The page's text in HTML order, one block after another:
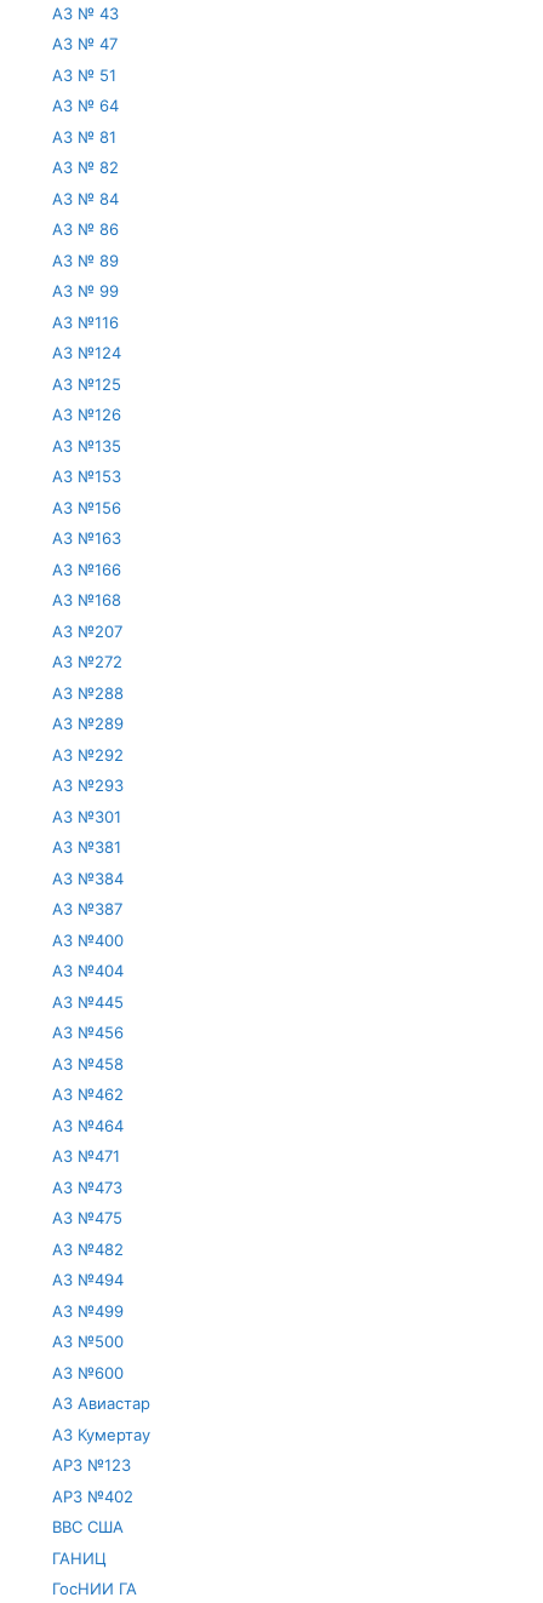
АЗ № 43
АЗ № 47
АЗ № 51
АЗ № 64
АЗ № 81
АЗ № 82
АЗ № 84
АЗ № 86
АЗ № 89
АЗ № 99
АЗ №116
АЗ №124
АЗ №125
АЗ №126
АЗ №135
АЗ №153
АЗ №156
АЗ №163
АЗ №166
АЗ №168
АЗ №207
АЗ №272
АЗ №288
АЗ №289
АЗ №292
АЗ №293
АЗ №301
АЗ №381
АЗ №384
АЗ №387
АЗ №400
АЗ №404
АЗ №445
АЗ №456
АЗ №458
АЗ №462
АЗ №464
АЗ №471
АЗ №473
АЗ №475
АЗ №482
АЗ №494
АЗ №499
АЗ №500
АЗ №600
АЗ Авиастар
АЗ Кумертау
АРЗ №123
АРЗ №402
ВВС США
ГАНИЦ
ГосНИИ ГА